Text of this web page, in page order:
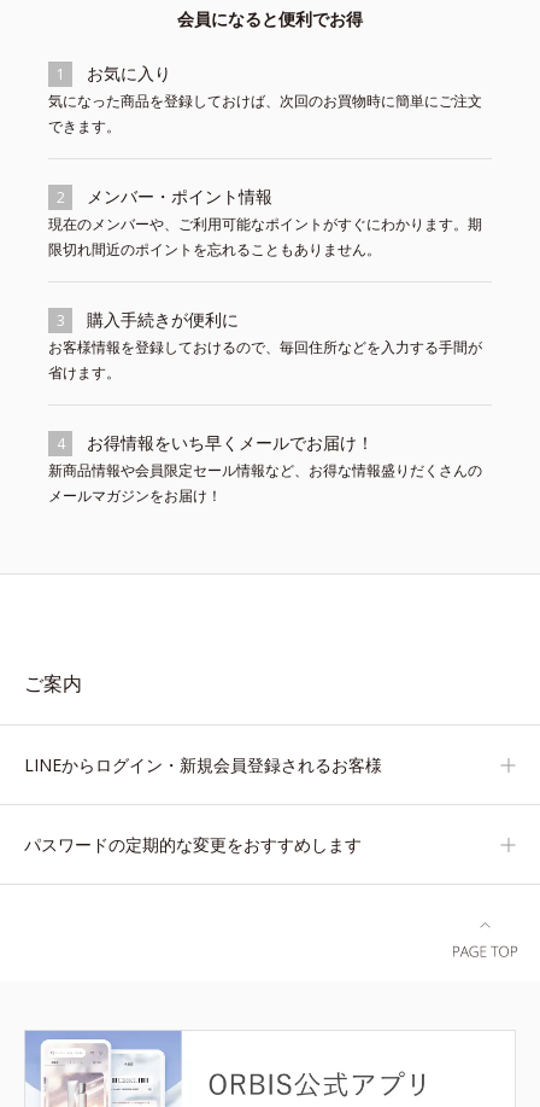
会員になると便利でお得
1 お気に入り
気になった商品を登録しておけば、次回のお買物時に簡単にご注文
できます。
2 メンバー・ポイント情報
現在のメンバーや、ご利用可能なポイントがすぐにわかります。期
限切れ間近のポイントを忘れることもありません。
3 購入手続きが便利に
お客様情報を登録しておけるので、毎回住所などを入力する手間が
省けます。
4 お得情報をいち早くメールでお届け！
新商品情報や会員限定セール情報など、お得な情報盛りだくさんの
メールマガジンをお届け！
ご案内
LINEからログイン・新規会員登録されるお客様
パスワードの定期的な変更をおすすめします